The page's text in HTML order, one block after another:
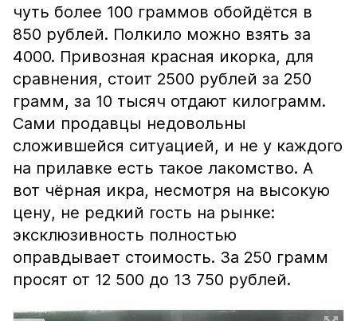
чуть более 100 граммов обойдётся в
850 рублей. Полкило можно взять за
4000. Привозная красная икорка, для
сравнения, стоит 2500 рублей за 250
грамм, за 10 тысяч отдают килограмм.
Сами продавцы недовольны
сложившейся ситуацией, и не у каждого
на прилавке есть такое лакомство. А
вот чёрная икра, несмотря на высокую
цену, не редкий гость на рынке:
эксклюзивность полностью
оправдывает стоимость. За 250 грамм
просят от 12 500 до 13 750 рублей.